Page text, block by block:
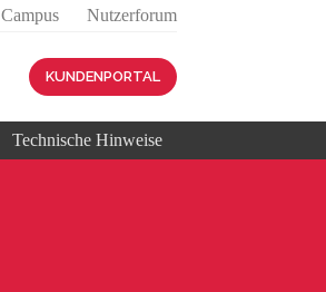
Campus Nutzerforum
KUNDENPORTAL
Technische Hinweise